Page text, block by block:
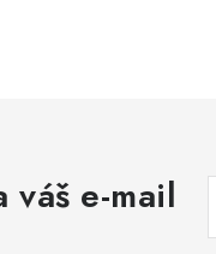
e-mail